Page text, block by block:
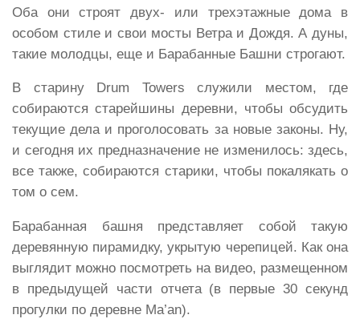
Оба они строят двух- или трехэтажные дома в
особом стиле и свои мосты Ветра и Дождя. А дуны,
такие молодцы, еще и Барабанные Башни строгают.
В старину Drum Towers служили местом, где
собираются старейшины деревни, чтобы обсудить
текущие дела и проголосовать за новые законы. Ну,
и сегодня их предназначение не изменилось: здесь,
все также, собираются старики, чтобы покалякать о
том о сем.
Барабанная башня представляет собой такую
деревянную пирамидку, укрытую черепицей. Как она
выглядит можно посмотреть на видео, размещенном
в предыдущей части отчета (в первые 30 секунд
прогулки по деревне Ma’an).